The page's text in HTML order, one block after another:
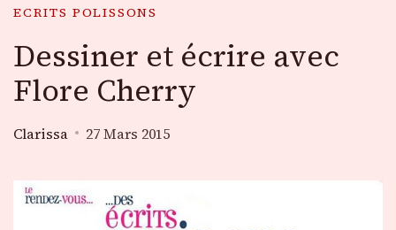
ECRITS POLISSONS
Dessiner et écrire avec
Flore Cherry
Clarissa 27 Mars 2015